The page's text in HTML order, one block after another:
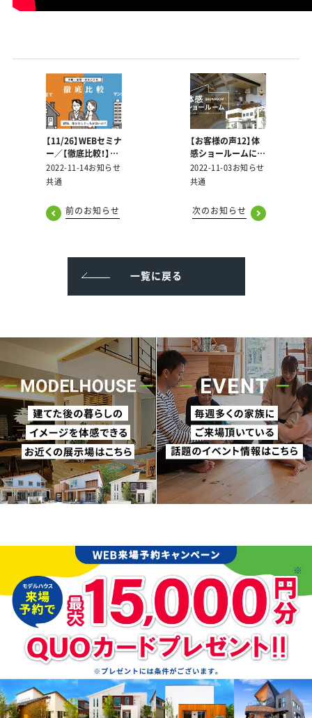
【11/26】WEBセミナ
ー／【徹底比較！】戸
建VSマンション 結
局、住むならどっち
2022-11-14お知らせ
共通
前のお知らせ
【お客様の声12】体
感ショールームにご
来場いただいた皆様
より頂戴した声をご
2022-11-03お知らせ
共通
次のお知らせ
一覧に戻る